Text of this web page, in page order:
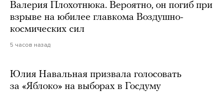
Валерия Плохотнюка. Вероятно, он погиб при
взрыве на юбилее главкома Воздушно-
космических сил
5 часов назад
Юлия Навальная призвала голосовать
за «Яблоко» на выборах в Госдуму